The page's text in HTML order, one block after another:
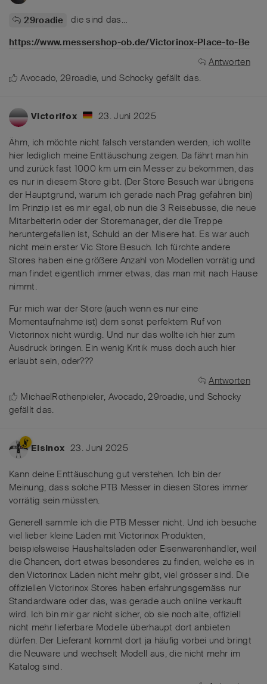
29roadie
die sind das…
https://www.messershop-ob.de/Victorinox-Place-to-Be
Antworten
Avocado,29roadie, undSchocky gefällt das.
Victorifox 23. Juni 2025
Ähm, ich möchte nicht falsch verstanden werden, ich wollte
hier lediglich meine Enttäuschung zeigen. Da fährt man hin
und zurück fast 1000 km um ein Messer zu bekommen, das
es nur in diesem Store gibt. (Der Store Besuch war übrigens
der Hauptgrund, warum ich gerade nach Prag gefahren bin)
Im Prinzip ist es mir egal, ob nun die 3 Reisebusse, die neue
Mitarbeiterin oder der Storemanager, der die Treppe
heruntergefallen ist, Schuld an der Misere hat. Es war auch
nicht mein erster Vic Store Besuch. Ich fürchte andere
Stores haben eine größere Anzahl von Modellen vorrätig und
man findet eigentlich immer etwas, das man mit nach Hause
nimmt.
Für mich war der Store (auch wenn es nur eine
Momentaufnahme ist) dem sonst perfektem Ruf von
Victorinox nicht würdig. Und nur das wollte ich hier zum
Ausdruck bringen. Ein wenig Kritik muss doch auch hier
erlaubt sein, oder???
Antworten
MichaelRothenpieler, Avocado,29roadie, und Schocky
gefällt das.
Elsinox 23. Juni 2025
Kann deine Enttäuschung gut verstehen. Ich bin der
Meinung, dass solche PTB Messer in diesen Stores immer
vorrätig sein müssten.
Generell sammle ich die PTB Messer nicht. Und ich besuche
viel lieber kleine Läden mit Victorinox Produkten,
beispielsweise Haushaltsläden oder Eisenwarenhändler, weil
die Chancen, dort etwas besonderes zu finden, welche es in
den Victorinox Läden nicht mehr gibt, viel grösser sind. Die
offiziellen Victorinox Stores haben erfahrungsgemäss nur
Standardware oder das, was gerade auch online verkauft
wird. Ich bin mir gar nicht sicher, ob sie noch alte, offiziell
nicht mehr lieferbare Modelle überhaupt dort anbieten
dürfen. Der Lieferant kommt dort ja häufig vorbei und bringt
die Neuware und wechselt Modell aus, die nicht mehr im
Katalog sind.